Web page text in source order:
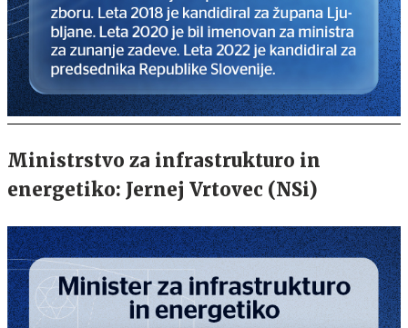
Ministrstvo za infrastrukturo in
energetiko: Jernej Vrtovec (NSi)